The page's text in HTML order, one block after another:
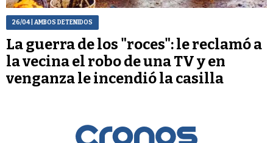
26/04| AMBOS DETENIDOS
La guerra de los "roces": le reclamó a
la vecina el robo de una TV y en
venganza le incendió la casilla